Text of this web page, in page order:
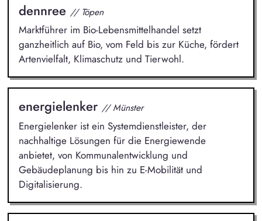
dennree // Töpen
Marktführer im Bio-Lebensmittelhandel setzt
ganzheitlich auf Bio, vom Feld bis zur Küche, fördert
Artenvielfalt, Klimaschutz und Tierwohl.
energielenker // Münster
Energielenker ist ein Systemdienstleister, der
nachhaltige Lösungen für die Energiewende
anbietet, von Kommunalentwicklung und
Gebäudeplanung bis hin zu E-Mobilität und
Digitalisierung.